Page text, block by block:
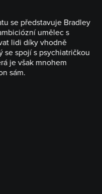
se představuje Bradley
umělec s
lidi díky vhodně
se spojí s psychiatričkou
je však mnohem
sám.